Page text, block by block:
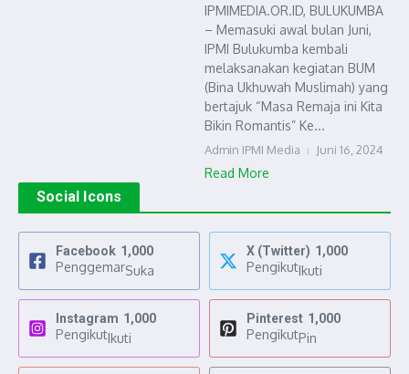
IPMIMEDIA.OR.ID, BULUKUMBA
– Memasuki awal bulan Juni,
IPMI Bulukumba kembali
melaksanakan kegiatan BUM
(Bina Ukhuwah Muslimah) yang
bertajuk “Masa Remaja ini Kita
Bikin Romantis” Ke...
Admin IPMI Media Juni 16, 2024
Read More
Social Icons
Facebook 1,000
PenggemarSuka
X (Twitter) 1,000
PengikutIkuti
Instagram 1,000
PengikutIkuti
Pinterest 1,000
PengikutPin